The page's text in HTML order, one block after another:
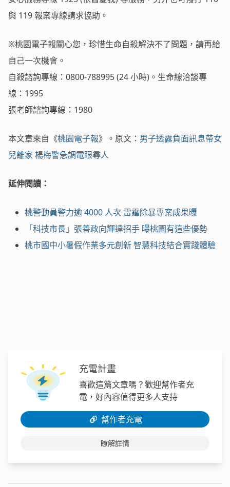
與 119 報案專線請求協助。
※桃園電子報關心您，珍惜生命自殺解決不了問題，請再給
自己一次機會。
自殺諮詢專線：0800-788995 (24 小時)。生命線洽談專
線：1995
張老師諮詢專線：1980
本文章來自《桃園電子報》。原文： 男子透露負面訊息帶女
兒離家 楊梅警急調電眼尋人
延伸閱讀：
桃警動員警力逾 4000 人次 雷霆除暴專案成果曝
「科技市長」張善政向輝達招手 曝桃園有這些優勢
桃市國中小暑假作業多元創新 智慧科技結合實踐體驗
充電計畫
喜歡這篇文章嗎？歡迎幫作者充
電，好內容值得更多人支持
幫作者充電
瞭解詳情